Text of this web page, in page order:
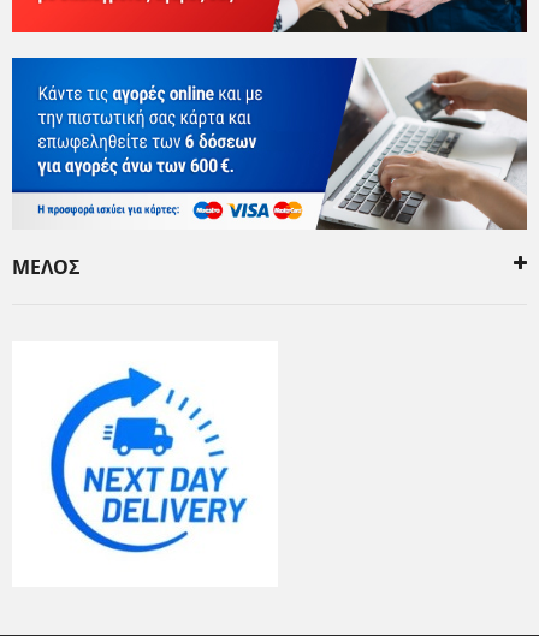
ΜΕΛΟΣ